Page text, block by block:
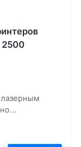
2500